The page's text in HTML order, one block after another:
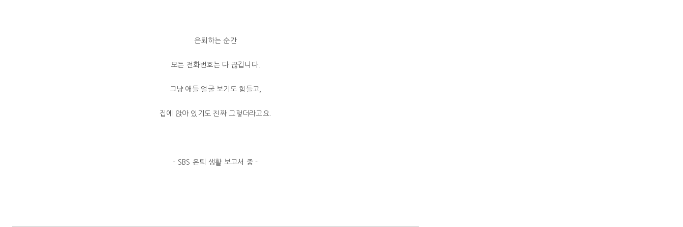
은퇴하는 순간
모든 전화번호는 다 끊깁니다.
그냥 애들 얼굴 보기도 힘들고,
집에 앉아 있기도 진짜 그렇더라고요.
- SBS 은퇴 생활 보고서 중 -